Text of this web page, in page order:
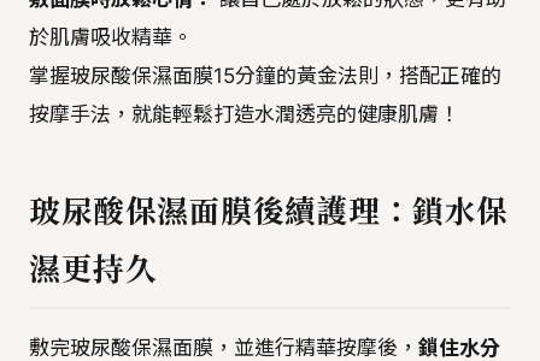
於肌膚吸收精華。
掌握玻尿酸保濕面膜15分鐘的黃金法則，搭配正確的
按摩手法，就能輕鬆打造水潤透亮的健康肌膚！
玻尿酸保濕面膜後續護理：鎖水保
濕更持久
敷完玻尿酸保濕面膜，並進行精華按摩後， 鎖住水分